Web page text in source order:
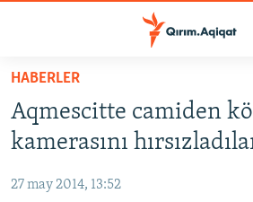
Esas
qaytmaq
Baş
qaytmaq
SİYASET
CEMİYET
HABERLER
Aqmescitte camiden
kamerasını
27 may 2014, 13:52